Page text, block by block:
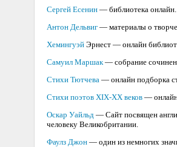
Сергей Есенин — библиотека онлайн.
Антон Дельвиг — материалы о
Хемингуэй Эрнест — онлайн
Самуил Маршак — собрание
Стихи Тютчева — онлайн подборка
Стихи поэтов XIX-XX веков —
Оскар Уайльд — Сайт посвящен
человеку Великобритании.
Фаулз Джон — один из немногих